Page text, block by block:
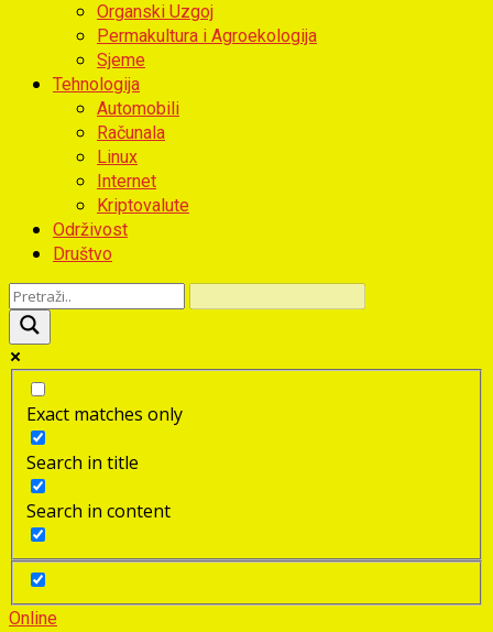
Organski Uzgoj
Permakultura i Agroekologija
Sjeme
Tehnologija
Automobili
Računala
Linux
Internet
Kriptovalute
Održivost
Društvo
Exact matches only
Search in title
Search in content
Online